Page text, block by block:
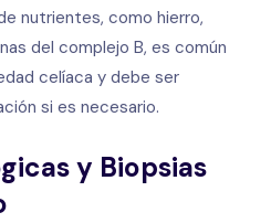
nutrientes, como hierro,
del complejo B, es común
celíaca y debe ser
si es necesario.
y Biopsias